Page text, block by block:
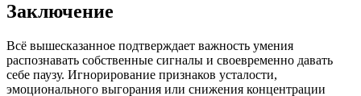
Заключение
Всё вышесказанное подтверждает важность умения
распознавать собственные сигналы и своевременно давать
себе паузу. Игнорирование признаков усталости,
эмоционального выгорания или снижения концентрации